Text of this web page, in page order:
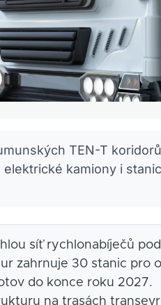
TEN-T
kamiony i
síť rychlonabíječů
zahrnuje 30 stanic pro
do konce roku 2027.
na trasách